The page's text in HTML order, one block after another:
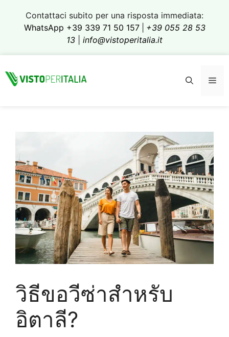
content
Contattaci subito per una risposta immediata:
WhatsApp +39 339 71 50 157
+39 055 28 53
13
info@vistoperitalia.it
วิธีขอวีซ่าสำหรับ
อิตาลี?